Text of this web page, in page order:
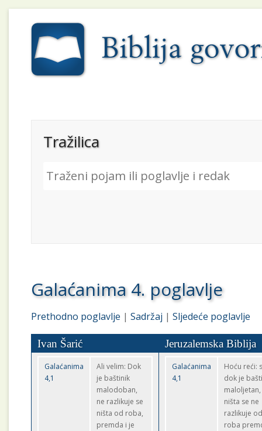
Tražilica
Galaćanima 4. poglavlje
Prethodno poglavlje |Sadržaj |Sljedeće poglavlje
Ivan Šarić Jeruzalemska Biblija
Galaćanima
4,1
Ali velim: Dok
je baštinik
malodoban,
ne razlikuje se
ništa od roba,
premda i je
Galaćanima
4,1
Hoću reći:
dok je
maloljetan,
ništa se ne
razlikuje
roba